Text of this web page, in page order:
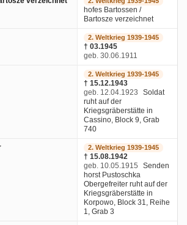
hofes Bartossen /
Bartosze verzeichnet
2. Weltkrieg 1939-1945
† 03.1945
geb. 30.06.1911
2. Weltkrieg 1939-1945
† 15.12.1943
geb. 12.04.1923
Soldat
ruht auf der
Kriegsgräberstätte in
Cassino, Block 9, Grab
740
2. Weltkrieg 1939-1945
† 15.08.1942
geb. 10.05.1915
Senden
horst Pustoschka
Obergefreiter ruht auf der
Kriegsgräberstätte in
Korpowo, Block 31, Reihe
1, Grab 3